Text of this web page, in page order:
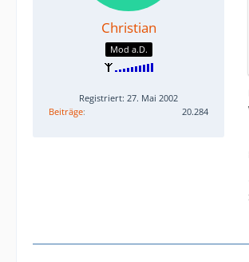
Christian
Mod a.D.
Registriert: 27. Mai 2002
Beiträge
20.284